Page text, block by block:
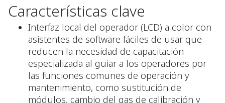
Características clave
Interfaz local del operador (LCD) a color con
asistentes de software fáciles de usar que
reducen la necesidad de capacitación
especializada al guiar a los operadores por
las funciones comunes de operación y
mantenimiento, como sustitución de
módulos, cambio del gas de calibración y